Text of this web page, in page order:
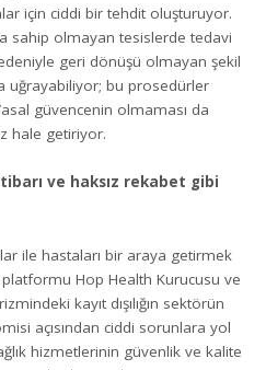
için ciddi bir tehdit oluşturuyor.
sahip olmayan tesislerde tedavi
geri dönüşü olmayan şekil
uğrayabiliyor; bu prosedürler
güvencenin olmaması da
hale getiriyor.
ve haksız rekabet gibi
ile hastaları bir araya getirmek
Hop Health Kurucusu ve
kayıt dışılığın sektörün
açısından ciddi sorunlara yol
sağlık hizmetlerinin güvenlik ve kalite